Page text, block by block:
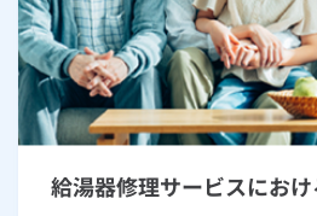
給湯器修理サービスにお